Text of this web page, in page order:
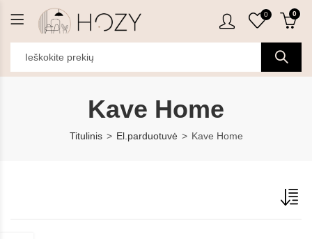
0 0
Kave Home
Titulinis El.parduotuvė Kave Home